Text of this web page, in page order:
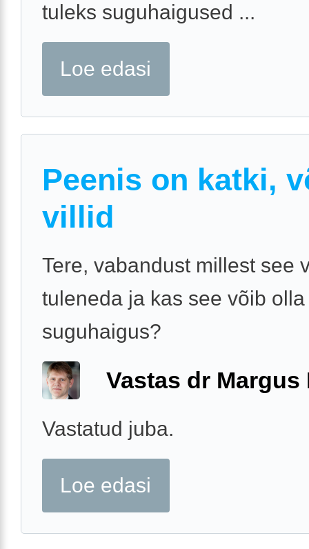
tuleks suguhaigused ...
Loe edasi
Peenis on katki,
villid
Tere, vabandust millest see
tuleneda ja kas see võib
suguhaigus?
Vastas dr Margus
Vastatud juba.
Loe edasi